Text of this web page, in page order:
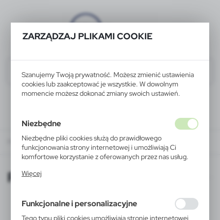
ZARZĄDZAJ PLIKAMI COOKIE
Szanujemy Twoją prywatność. Możesz zmienić ustawienia
cookies lub zaakceptować je wszystkie. W dowolnym
momencie możesz dokonać zmiany swoich ustawień.
Niezbędne
Niezbędne pliki cookies służą do prawidłowego
funkcjonowania strony internetowej i umożliwiają Ci
komfortowe korzystanie z oferowanych przez nas usług.
działania w celu m.in. dostosowania Twoich ustawień
korzystasz, może działać bez zakłóceń.
Więcej
Funkcjonalne i personalizacyjne
Tego typu pliki cookies umożliwiają stronie internetowej
Podstrona 1
Podstrona 1